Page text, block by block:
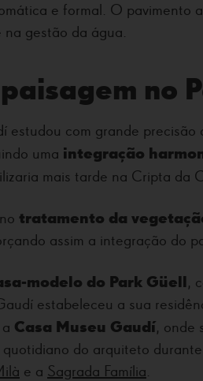
e formal. O
gestão da água.
no
estudou com grande
uma integração
mais tarde na Cripta da
tratamento da
assim a integração do
modelo do Park Güell,
estabeleceu a sua
Casa Museu Gaudí, onde
do arquiteto
e a Sagrada Família.